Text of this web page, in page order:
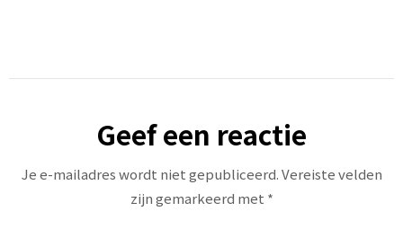
Geef een reactie
Je e-mailadres wordt niet gepubliceerd.Vereiste velden
zijn gemarkeerd met *